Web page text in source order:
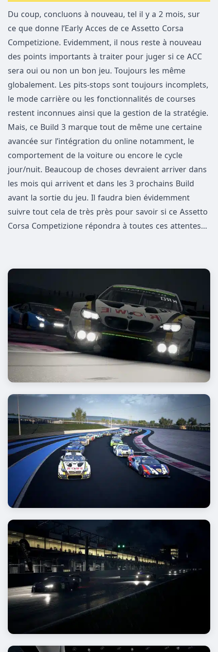
Du coup, concluons à nouveau, tel il y a 2 mois, sur
ce que donne l’Early Acces de ce Assetto Corsa
Competizione. Evidemment, il nous reste à nouveau
des points importants à traiter pour juger si ce ACC
sera oui ou non un bon jeu. Toujours les même
globalement. Les pits-stops sont toujours incomplets,
le mode carrière ou les fonctionnalités de courses
restent inconnues ainsi que la gestion de la stratégie.
Mais, ce Build 3 marque tout de même une certaine
avancée sur l’intégration du online notamment, le
comportement de la voiture ou encore le cycle
jour/nuit. Beaucoup de choses devraient arriver dans
les mois qui arrivent et dans les 3 prochains Build
avant la sortie du jeu. Il faudra bien évidemment
suivre tout cela de très près pour savoir si ce Assetto
Corsa Competizione répondra à toutes ces attentes…